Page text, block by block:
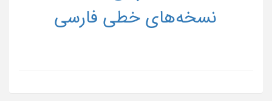
نسخه‌های خطی فارسی